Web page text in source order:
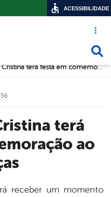
Acesso
Bairro Maria Cristina terá festa em comemoração ao Dia das Crianças
ao
receber um momento
ACESSIBILIDADE